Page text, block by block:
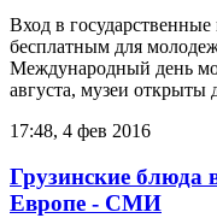
Вход в государственные
бесплатным для
Международный день
августа, музеи
17:48, 4 фев 2016
Грузинские блюда
Европе - СМИ